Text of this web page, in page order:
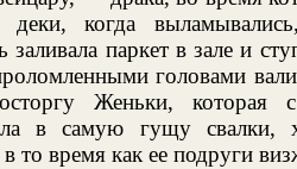
деки, когда
паркет в зале и
головами
Женьки, которая
в самую гущу свалки,
то время как ее подруги